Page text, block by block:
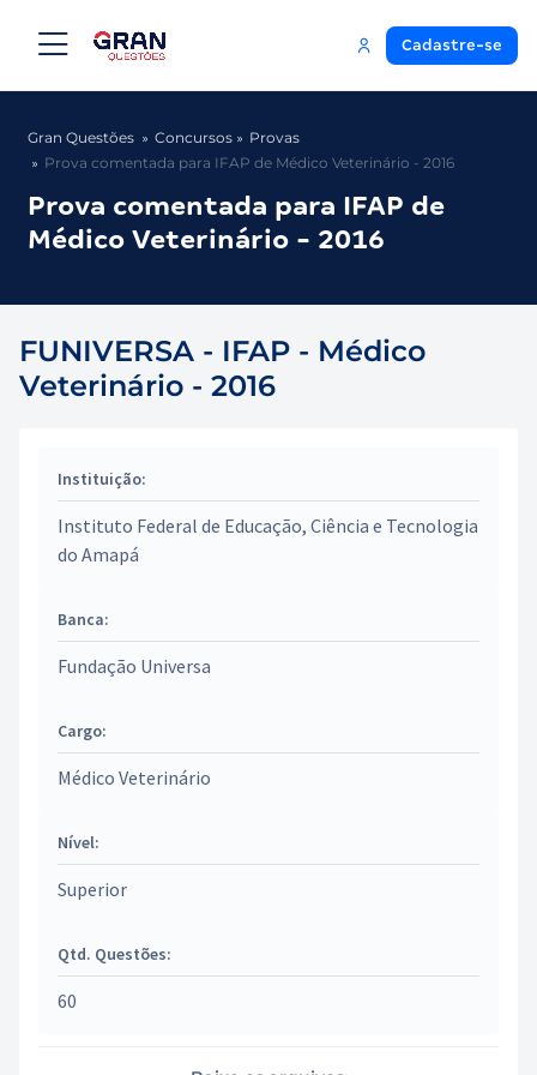
Cadastre-se
Gran Questões Concursos
Provas
Prova comentada para IFAP de Médico Veterinário - 2016
Prova comentada para IFAP de
Médico Veterinário - 2016
FUNIVERSA - IFAP - Médico
Veterinário - 2016
Instituição:
Instituto Federal de Educação, Ciência e Tecnologia
do Amapá
Banca:
Fundação Universa
Cargo:
Médico Veterinário
Nível:
Superior
Qtd. Questões:
60